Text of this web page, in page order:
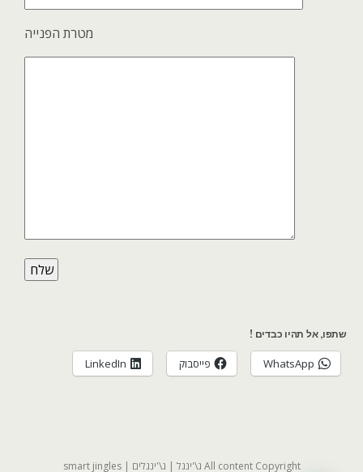
מטרת הפנייה
שתפו, אל תהיו כבדים !
WhatsApp פייסבוק LinkedIn
All content Copyright ג\'ינגל | ג\'ינגלים | smart jingles